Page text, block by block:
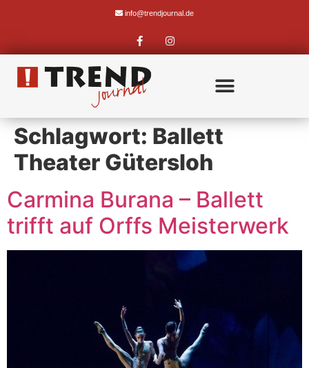
info@trendjournal.de
Schlagwort: Ballett
Theater Gütersloh
Carmina Burana – Ballett
trifft auf Orffs Meisterwerk